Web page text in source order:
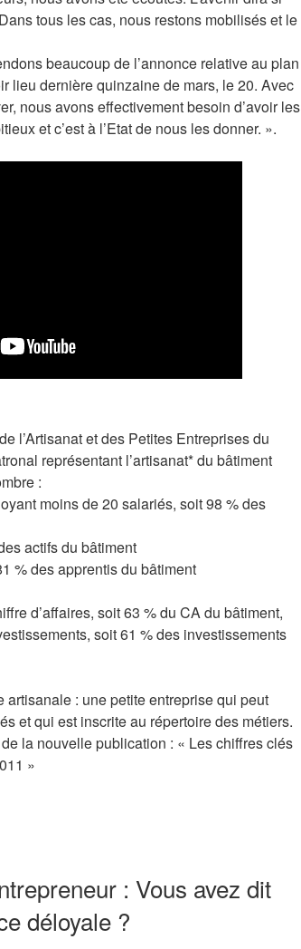
tous les cas, nous restons mobilisés et le
beaucoup de l’annonce relative au plan
lieu dernière quinzaine de mars, le 20. Avec
nous avons effectivement besoin d’avoir les
et c’est à l’Etat de nous les donner. ».
l’Artisanat et des Petites Entreprises du
représentant l’artisanat* du bâtiment
:
moins de 20 salariés, soit 98 % des
actifs du bâtiment
% des apprentis du bâtiment
d’affaires, soit 63 % du CA du bâtiment,
soit 61 % des investissements
artisanale : une petite entreprise qui peut
et qui est inscrite au répertoire des métiers.
la nouvelle publication : « Les chiffres clés
»
: Vous avez dit
déloyale ?